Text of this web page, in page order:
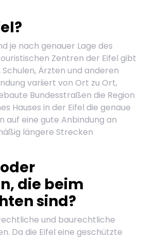
je nach genauer Lage des
Zentren der Eifel gibt
Ärzten und anderen
variiert von Ort zu Ort,
Bundesstraßen die Region
Hauses in der Eifel die genaue
auf eine gute Anbindung an
längere Strecken
die beim
sind?
und baurechtliche
Da die Eifel eine geschützte